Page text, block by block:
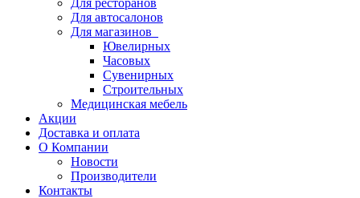
Для ресторанов
Для автосалонов
Для магазинов
Ювелирных
Часовых
Сувенирных
Строительных
Медицинская мебель
Акции
Доставка и оплата
О Компании
Новости
Производители
Контакты